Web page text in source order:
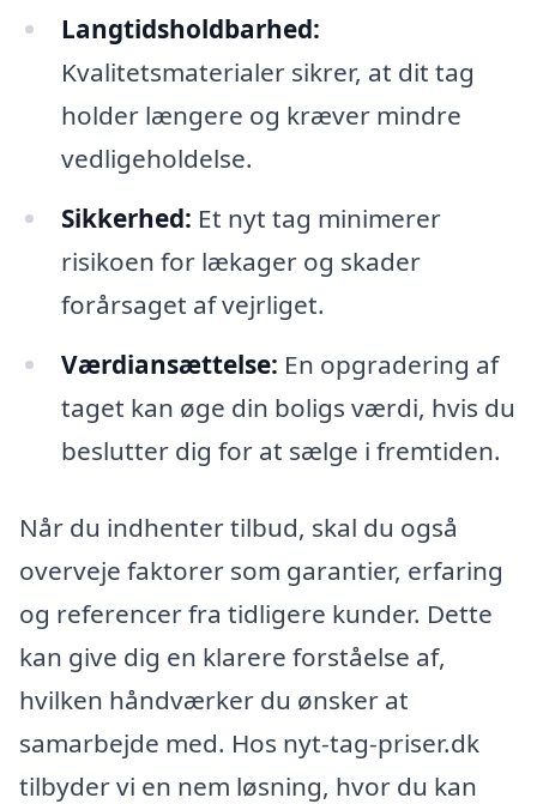
Langtidsholdbarhed:
Kvalitetsmaterialer sikrer, at dit tag
holder længere og kræver mindre
vedligeholdelse.
Sikkerhed: Et nyt tag minimerer
risikoen for lækager og skader
forårsaget af vejrliget.
Værdiansættelse: En opgradering af
taget kan øge din boligs værdi, hvis du
beslutter dig for at sælge i fremtiden.
Når du indhenter tilbud, skal du også
overveje faktorer som garantier, erfaring
og referencer fra tidligere kunder. Dette
kan give dig en klarere forståelse af,
hvilken håndværker du ønsker at
samarbejde med. Hos nyt-tag-priser.dk
tilbyder vi en nem løsning, hvor du kan